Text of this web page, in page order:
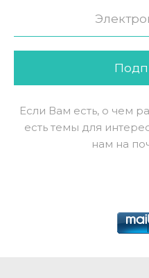
Если Вам есть, о чем
есть темы для
нам на